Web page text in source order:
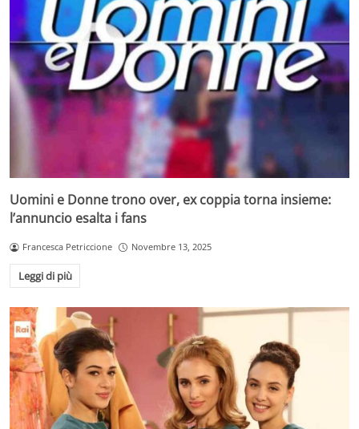
Uomini e Donne trono over, ex coppia torna insieme:
l’annuncio esalta i fans
Francesca Petriccione Novembre 13, 2025
Leggi di più